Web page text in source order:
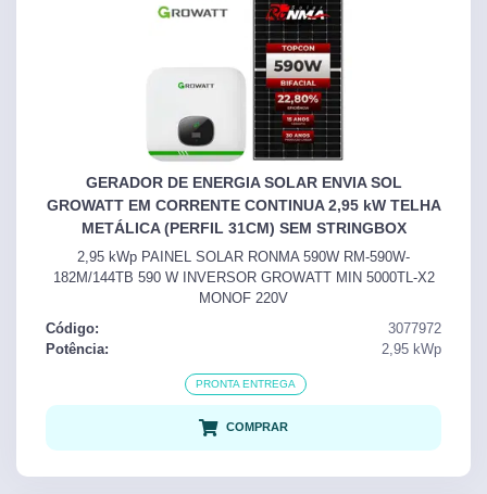
GERADOR DE ENERGIA SOLAR ENVIA SOL
GROWATT EM CORRENTE CONTINUA 2,95 kW TELHA
METÁLICA (PERFIL 31CM) SEM STRINGBOX
2,95 kWp PAINEL SOLAR RONMA 590W RM-590W-
182M/144TB 590 W INVERSOR GROWATT MIN 5000TL-X2
MONOF 220V
Código:
3077972
Potência:
2,95 kWp
PRONTA ENTREGA
COMPRAR